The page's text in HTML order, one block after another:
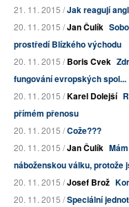
21. 11. 2015 /Jak reagují
20. 11. 2015 /Jan Čulík
prostředí Blízkého východu
20. 11. 2015 /Boris Cvek
fungování evropských spol...
20. 11. 2015 /Karel Dolejší
přímém přenosu
20. 11. 2015 /Cože???
20. 11. 2015 /Jan Čulík
náboženskou válku, protože
20. 11. 2015 /Josef Brož
20. 11. 2015 /Speciální